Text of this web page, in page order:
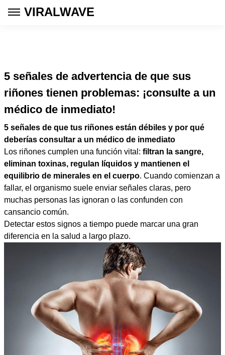
VIRALWAVE
5 señales de advertencia de que sus
riñones tienen problemas: ¡consulte a un
médico de inmediato!
5 señales de que tus riñones están débiles y por qué
deberías consultar a un médico de inmediato
Los riñones cumplen una función vital: filtran la sangre,
eliminan toxinas, regulan líquidos y mantienen el
equilibrio de minerales en el cuerpo. Cuando comienzan a
fallar, el organismo suele enviar señales claras, pero
muchas personas las ignoran o las confunden con
cansancio común.
Detectar estos signos a tiempo puede marcar una gran
diferencia en la salud a largo plazo.